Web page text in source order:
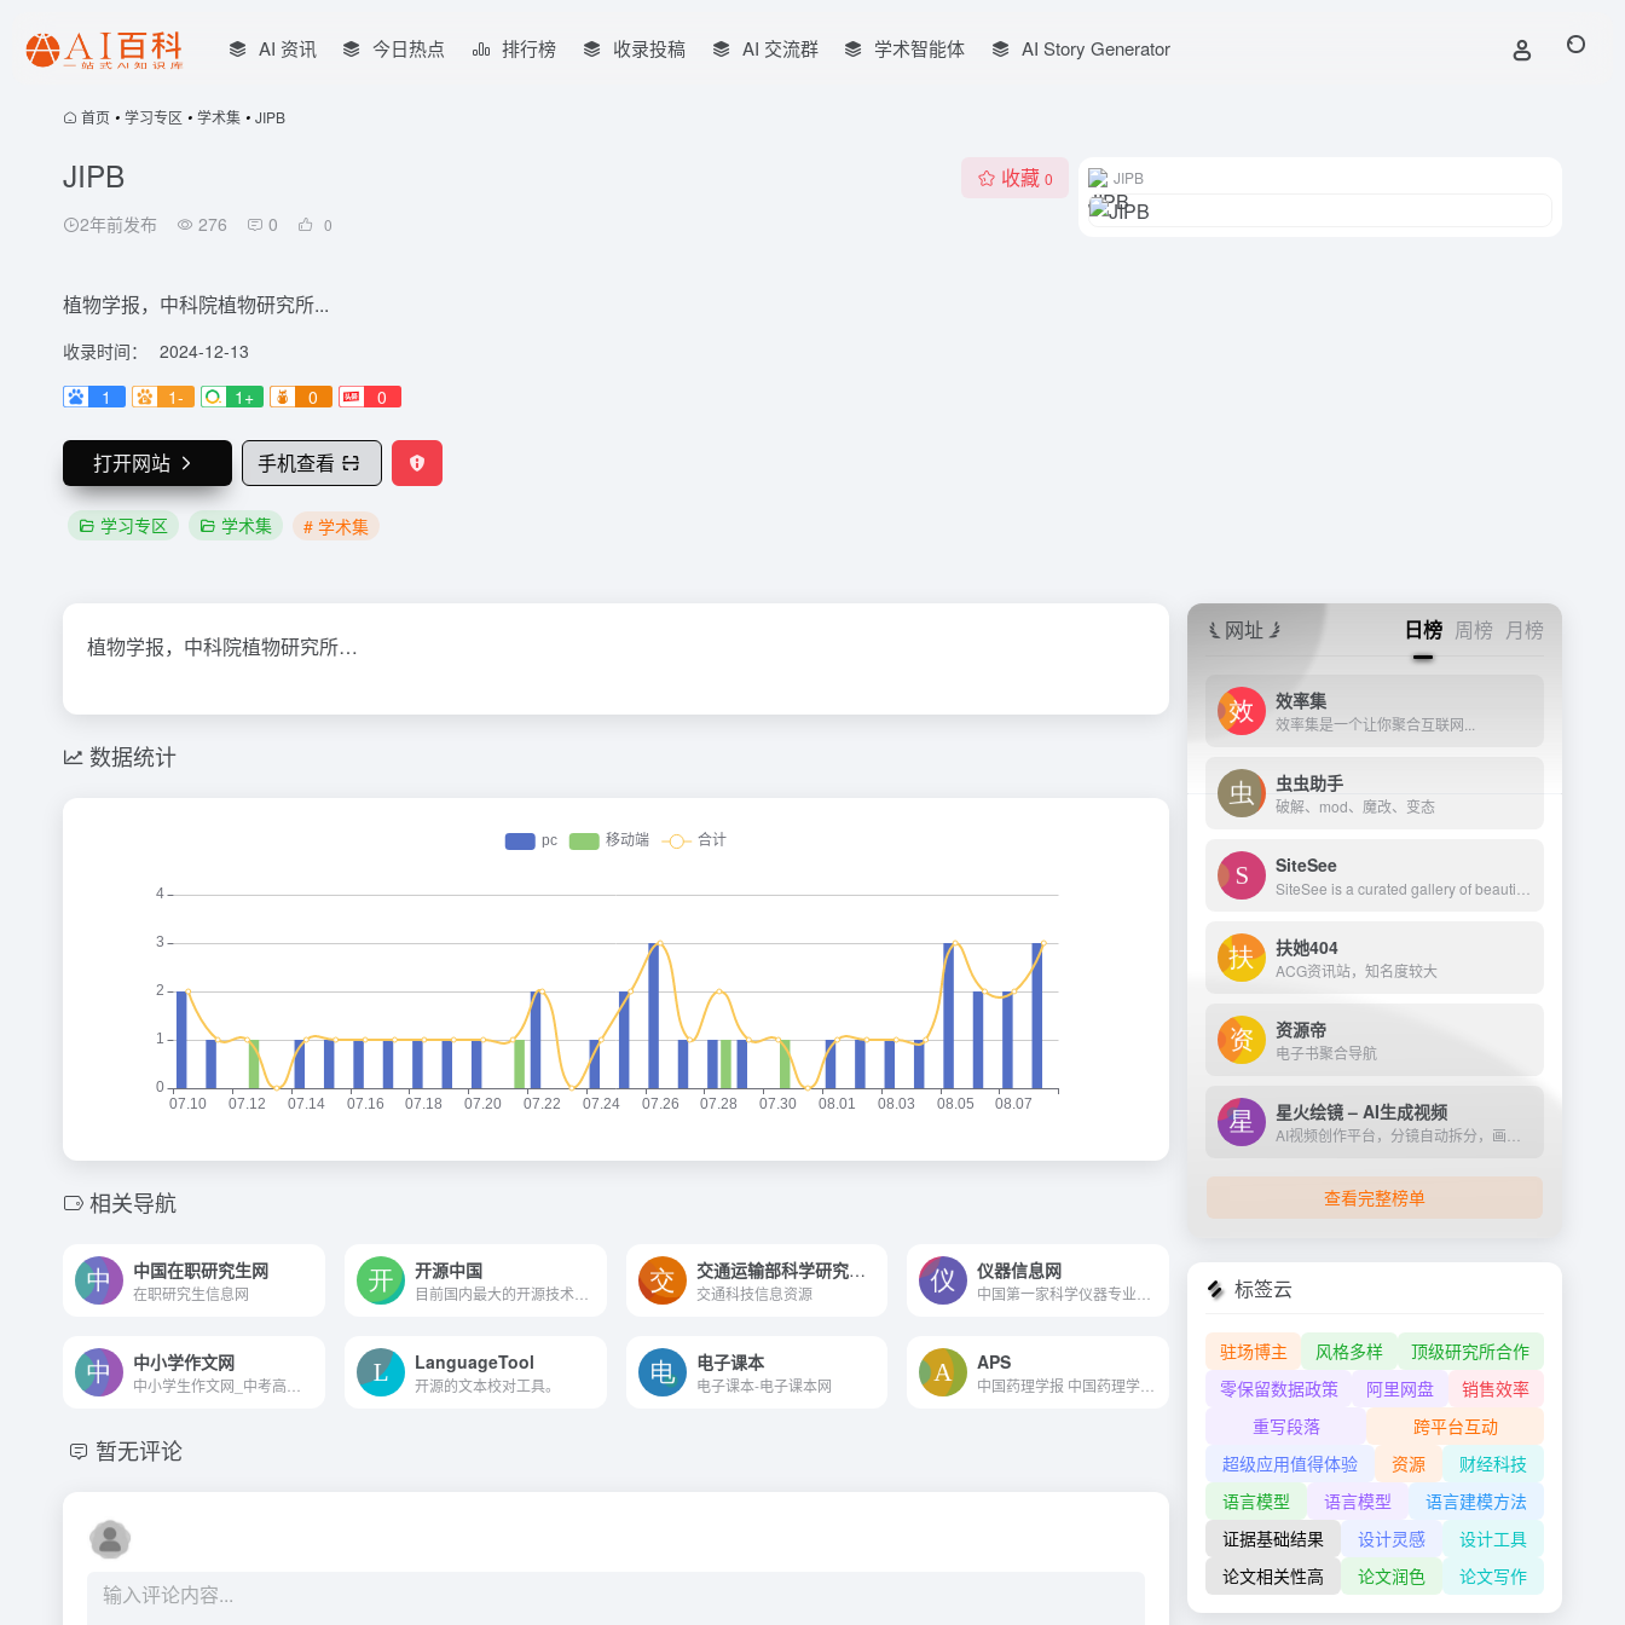
AI 资讯 今日热点 排行榜 收录投稿 AI 交流群 学术智能体 AI Story Generator
首页 • 学习专区 • 学术集 • JIPB
JIPB
2年前发布 276 0 0
收藏 0
植物学报，中科院植物研究所...
收录时间：
2024-12-13
1
1- 1+ 0 0
打开网站 手机查看
学习专区 学术集 # 学术集
JIPB
植物学报，中科院植物研究所…
数据统计
相关导航
中国在职研究生网
在职研究生信息网
开源中国
目前国内最大的开源技术社区
交通运输部科学研究院建设信息资源共享平台
交通科技信息资源
仪器信息网
中小学作文网 LanguageTool
开源的文本校对工具。
电子课本
电子课本-电子课本网
APS
暂无评论
网址 日榜 周榜 月榜
效率集
效率集是一个让你聚合互联网...
虫虫助手
破解、mod、魔改、变态
SiteSee
扶她404
ACG资讯站，知名度较大
资源帝
电子书聚合导航
星火绘镜 – AI生成视频
查看完整榜单
标签云
驻场博主 风格多样
顶级研究所合作
零保留数据政策
阿里网盘
销售效率
重写段落
跨平台互动
超级应用值得体验
资源
财经科技
语言模型
语言模型
语言建模方法
证据基础结果
设计灵感
设计工具
论文相关性高
论文润色 论文写作